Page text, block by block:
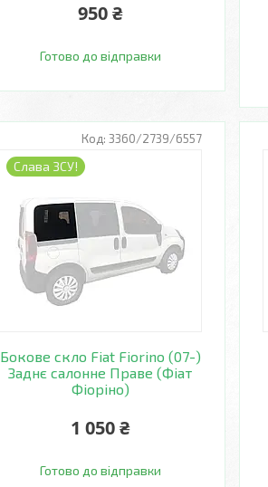
950 ₴
Готово до відправки
3360/2739/6557
Слава ЗСУ!
Бокове скло Fiat Fiorino (07-)
Заднє салонне Праве (Фіат
Фіоріно)
1 050 ₴
Готово до відправки